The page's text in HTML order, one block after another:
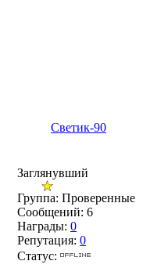
Светик-90
Заглянувший
Группа: Проверенные
Сообщений: 6
Награды: 0
Репутация: 0
Статус: